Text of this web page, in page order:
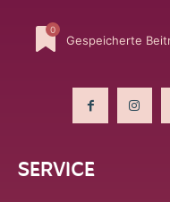
0
Gespeicherte
SERVICE